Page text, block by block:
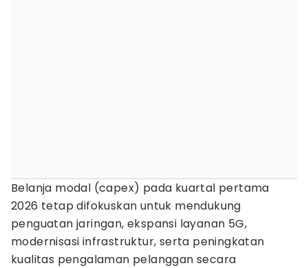
Belanja modal (capex) pada kuartal pertama
2026 tetap difokuskan untuk mendukung
penguatan jaringan, ekspansi layanan 5G,
modernisasi infrastruktur, serta peningkatan
kualitas pengalaman pelanggan secara